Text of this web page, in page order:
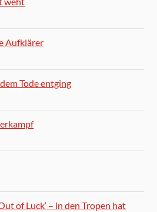
Aufklärer
Tode entging
of Luck‘ – in den Tropen hat